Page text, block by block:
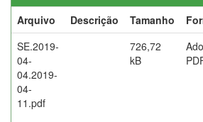
Arquivo
Descrição Tamanho
SE.2019-
04-
04.2019-
04-
11.pdf
726,72
kB